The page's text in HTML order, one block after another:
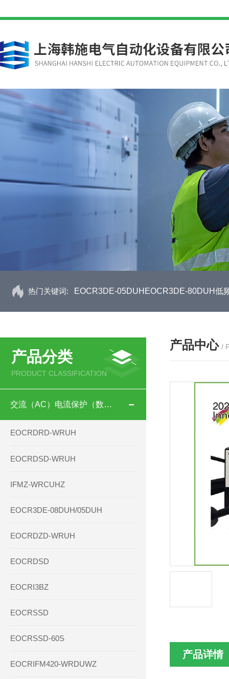
热门关键词: EOCR3DE-05DUHEOCR3DE-80DUH低
产品分类
PRODUCT CLASSIFICATION
交流（AC）电流保护（数码型）
EOCRDRD-WRUH
EOCRDSD-WRUH
IFMZ-WRCUHZ
EOCR3DE-08DUH/05DUH
EOCRDZD-WRUH
EOCRDSD
EOCRI3BZ
EOCRSSD
EOCRSSD-60S
EOCRIFM420-WRDUWZ
产品中心 /
产品详情